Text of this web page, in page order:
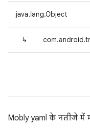
java.lang.Object
↳
Mobly yaml के नतीजे में